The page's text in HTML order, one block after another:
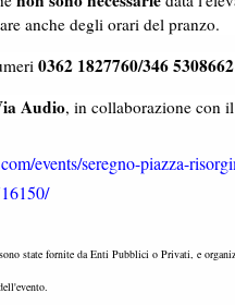
anche degli orari del pranzo.
0362 1827760/346 5308662
Audio, in collaborazione con il
events/seregno-piazza-
state fornite da Enti Pubblici o Privati, e